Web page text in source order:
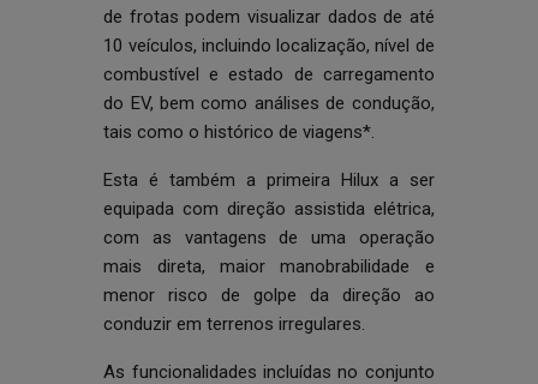
de frotas podem visualizar dados de até
10 veículos, incluindo localização, nível de
combustível e estado de carregamento
do EV, bem como análises de condução,
tais como o histórico de viagens*.
Esta é também a primeira Hilux a ser
equipada com direção assistida elétrica,
com as vantagens de uma operação
mais direta, maior manobrabilidade e
menor risco de golpe da direção ao
conduzir em terrenos irregulares.
As funcionalidades incluídas no conjunto